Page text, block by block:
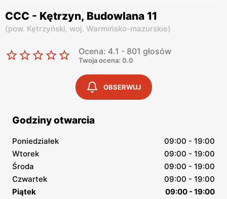
CCC - Kętrzyn, Budowlana 11
(pow. Kętrzyński, woj. Warmińsko-mazurskie)
Ocena: 4.1 - 801 głosów
Twoja ocena: 0.0
OBSERWUJ
Godziny otwarcia
Poniedziałek
09:00 - 19:00
Wtorek
09:00 - 19:00
Środa
09:00 - 19:00
Czwartek
09:00 - 19:00
Piątek
09:00 - 19:00